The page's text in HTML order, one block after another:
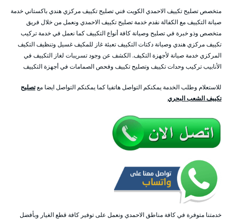
متخصص تصليح تكييف الاحمدي الكويت فني تصليح تكييف مركزي هندي باكستاني خدمة
صيانة التكييف مع الكفالة نقدم خدمة تصليح تكييف الاحمدي ونعمل من خلال فريق
متخصص وذو خبرة في تصليح وصيانة كافة أنواع التكييف كما نعمل في خدمة تركيب
تكييف مركزي هندي وصيانة دكتات التكييف تعبئة غاز للمكيف غسيل وتنظيف التكيف
المركزي خدمة صيانة لأجهزة التكيف. الكشف عن وجود تسريبات لغاز التكييف في
الأنابيب تركيب وحدات تكييف وتصليح تكييف وفحص الصمامات في أجهزة التكييف
للاستعلام وطلب الخدمة يمكنكم التواصل هاتفيا كما يمكنكم التواصل ايضا معتصليح
تكييف الشعب البحري
خدمتنا متوفرة في كافة مناطق الاحمدي ونعمل على توفير كافة قطع الغيار وبأفضل